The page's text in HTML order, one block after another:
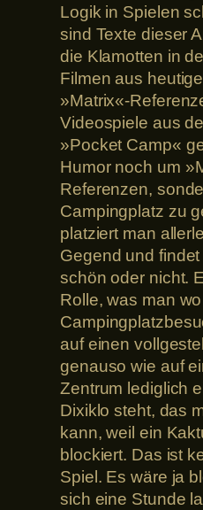
Logik in Spielen
sind Texte dieser
die Klamotten in
Filmen aus
»Matrix«-
Videospiele aus
»Pocket Camp«
Humor noch um
Referenzen,
Campingplatz zu
platziert man
Gegend und
schön oder nicht.
Rolle, was man
auf einen
genauso wie auf
Zentrum lediglich
Dixiklo steht, das
kann, weil ein
blockiert. Das ist
Spiel. Es wäre ja
sich eine Stunde